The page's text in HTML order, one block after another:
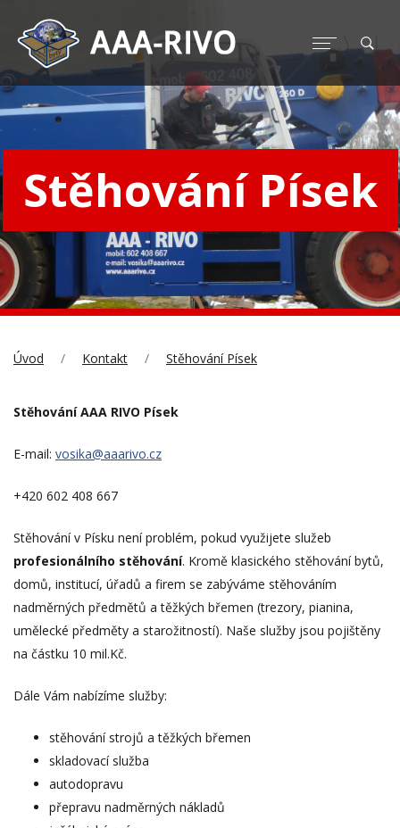
Stěhování Písek
Úvod Kontakt Stěhování Písek
Stěhování AAA RIVO Písek
E-mail: vosika@aaarivo.cz
+420 602 408 667
Stěhování v Písku není problém, pokud využijete služeb
profesionálního stěhování. Kromě klasického stěhování bytů,
domů, institucí, úřadů a firem se zabýváme stěhováním
nadměrných předmětů a těžkých břemen (trezory, pianina,
umělecké předměty a starožitností). Naše služby jsou pojištěny
na částku 10 mil.Kč.
Dále Vám nabízíme služby:
stěhování strojů a těžkých břemen
skladovací služba
autodopravu
přepravu nadměrných nákladů